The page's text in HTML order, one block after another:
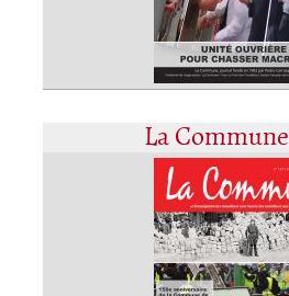
La Commune